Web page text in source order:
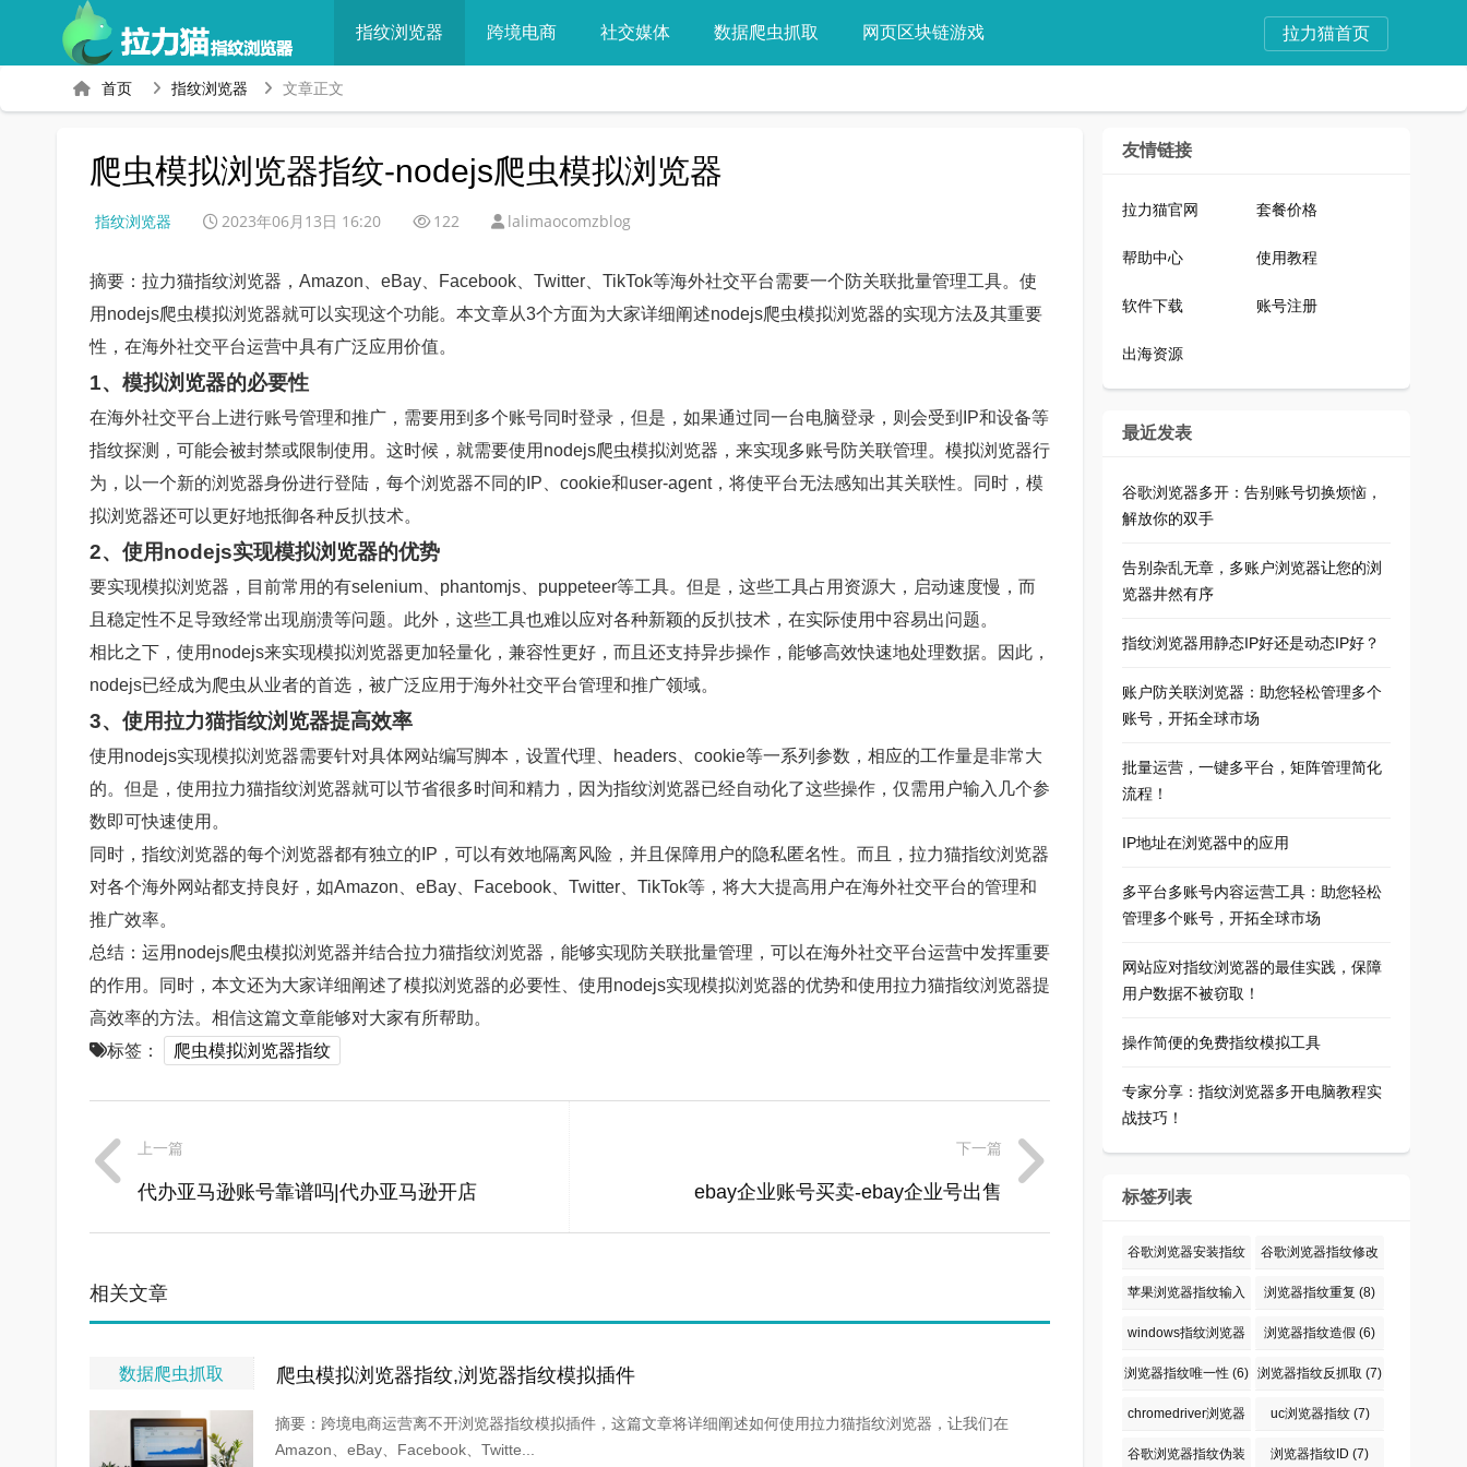
指纹浏览器 跨境电商 社交媒体 数据爬虫抓取 网页区块链游戏 拉力猫首页
首页 指纹浏览器 文章正文
爬虫模拟浏览器指纹-nodejs爬虫模拟浏览器
指纹浏览器 2023年06月13日 16:20 122 lalimaocomzblog
摘要：拉力猫指纹浏览器，Amazon、eBay、Facebook、Twitter、TikTok等海外社交平台需要一个防关联批量管理工具。使
用nodejs爬虫模拟浏览器就可以实现这个功能。本文章从3个方面为大家详细阐述nodejs爬虫模拟浏览器的实现方法及其重要
性，在海外社交平台运营中具有广泛应用价值。
1、模拟浏览器的必要性
在海外社交平台上进行账号管理和推广，需要用到多个账号同时登录，但是，如果通过同一台电脑登录，则会受到IP和设备等
指纹探测，可能会被封禁或限制使用。这时候，就需要使用nodejs爬虫模拟浏览器，来实现多账号防关联管理。模拟浏览器行
为，以一个新的浏览器身份进行登陆，每个浏览器不同的IP、cookie和user-agent，将使平台无法感知出其关联性。同时，模
拟浏览器还可以更好地抵御各种反扒技术。
2、使用nodejs实现模拟浏览器的优势
要实现模拟浏览器，目前常用的有selenium、phantomjs、puppeteer等工具。但是，这些工具占用资源大，启动速度慢，而
且稳定性不足导致经常出现崩溃等问题。此外，这些工具也难以应对各种新颖的反扒技术，在实际使用中容易出问题。
相比之下，使用nodejs来实现模拟浏览器更加轻量化，兼容性更好，而且还支持异步操作，能够高效快速地处理数据。因此，
nodejs已经成为爬虫从业者的首选，被广泛应用于海外社交平台管理和推广领域。
3、使用拉力猫指纹浏览器提高效率
使用nodejs实现模拟浏览器需要针对具体网站编写脚本，设置代理、headers、cookie等一系列参数，相应的工作量是非常大
的。但是，使用拉力猫指纹浏览器就可以节省很多时间和精力，因为指纹浏览器已经自动化了这些操作，仅需用户输入几个参
数即可快速使用。
同时，指纹浏览器的每个浏览器都有独立的IP，可以有效地隔离风险，并且保障用户的隐私匿名性。而且，拉力猫指纹浏览器
对各个海外网站都支持良好，如Amazon、eBay、Facebook、Twitter、TikTok等，将大大提高用户在海外社交平台的管理和
推广效率。
总结：运用nodejs爬虫模拟浏览器并结合拉力猫指纹浏览器，能够实现防关联批量管理，可以在海外社交平台运营中发挥重要
的作用。同时，本文还为大家详细阐述了模拟浏览器的必要性、使用nodejs实现模拟浏览器的优势和使用拉力猫指纹浏览器提
高效率的方法。相信这篇文章能够对大家有所帮助。
标签：
爬虫模拟浏览器指纹
上一篇
代办亚马逊账号靠谱吗|代办亚马逊开店
下一篇
ebay企业账号买卖-ebay企业号出售
相关文章
数据爬虫抓取 爬虫模拟浏览器指纹,浏览器指纹模拟插件
摘要：跨境电商运营离不开浏览器指纹模拟插件，这篇文章将详细阐述如何使用拉力猫指纹浏览器，让我们在
Amazon、eBay、Facebook、Twitte...
友情链接
拉力猫官网 套餐价格
帮助中心 使用教程
软件下载 账号注册
出海资源
最近发表
谷歌浏览器多开：告别账号切换烦恼，
解放你的双手
告别杂乱无章，多账户浏览器让您的浏
览器井然有序
指纹浏览器用静态IP好还是动态IP好？
账户防关联浏览器：助您轻松管理多个
账号，开拓全球市场
批量运营，一键多平台，矩阵管理简化
流程！
IP地址在浏览器中的应用
多平台多账号内容运营工具：助您轻松
管理多个账号，开拓全球市场
网站应对指纹浏览器的最佳实践，保障
用户数据不被窃取！
操作简便的免费指纹模拟工具
专家分享：指纹浏览器多开电脑教程实
战技巧！
标签列表
谷歌浏览器安装指纹
仪(6)
谷歌浏览器指纹修改
插件(6)
苹果浏览器指纹输入
密码(9)
浏览器指纹重复 (8)
windows指纹浏览器
输入密码 (6)
浏览器指纹造假 (6)
浏览器指纹唯一性 (6) 浏览器指纹反抓取 (7)
chromedriver浏览器
指纹伪装(6)
uc浏览器指纹(7)
谷歌浏览器指纹伪装 浏览器指纹ID (7)